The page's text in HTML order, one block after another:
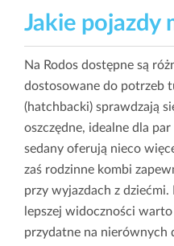
Jakie pojazdy
Na Rodos dostępne są
dostosowane do potrzeb
(hatchbacki) sprawdzają
oszczędne, idealne dla
sedany oferują nieco
zaś rodzinne kombi
przy wyjazdach z
lepszej widoczności
przydatne na nierównych